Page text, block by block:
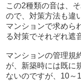
この2種類の音は、
ので、対策方法も違
マンションで求めら
る対策でそれぞれ遮
マンションの管理規
が、新築時には既に
ないのですが、10～